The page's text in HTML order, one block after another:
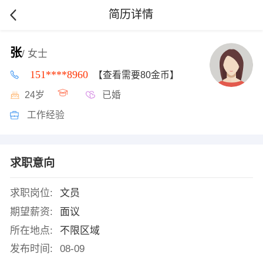
简历详情
张/ 女士
151****8960 【查看需要80金币】
24岁 已婚
工作经验
求职意向
求职岗位:
文员
期望薪资:
面议
所在地点:
不限区域
发布时间:
08-09